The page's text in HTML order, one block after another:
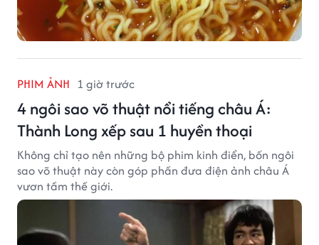
PHIM ẢNH 1 giờ trước
4 ngôi sao võ thuật nổi tiếng châu Á:
Thành Long xếp sau 1 huyền thoại
Không chỉ tạo nên những bộ phim kinh điển, bốn ngôi
sao võ thuật này còn góp phần đưa điện ảnh châu Á
vươn tầm thế giới.